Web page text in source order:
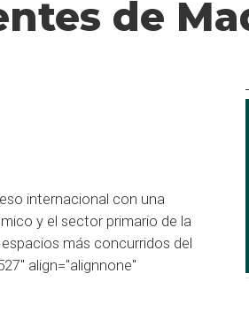
de
internacional con una
y el sector primario de la
más concurridos del
align="alignnone"